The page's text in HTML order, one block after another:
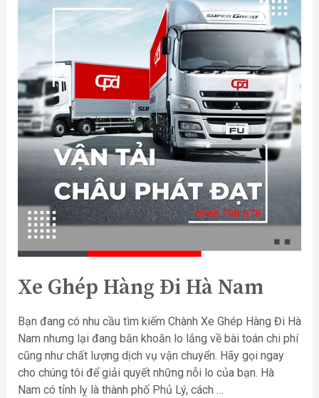
Xe Ghép Hàng Đi Hà Nam
Bạn đang có nhu cầu tìm kiếm Chành Xe Ghép Hàng Đi Hà
Nam nhưng lại đang băn khoăn lo lắng về bài toán chi phí
cũng như chất lượng dịch vụ vận chuyển. Hãy gọi ngay
cho chúng tôi để giải quyết những nỗi lo của bạn. Hà
Nam có tỉnh lỵ là thành phố Phủ Lý, cách …